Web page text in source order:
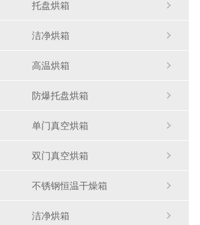
托盘烘箱
洁净烘箱
高温烘箱
防爆托盘烘箱
单门真空烘箱
双门真空烘箱
不锈钢恒温干燥箱
洁净烘箱